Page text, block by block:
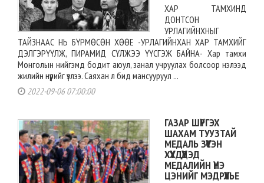
ХАР ТАМХИНД
ДОНТСОН
УРЛАГИЙНХНЫГ
ТАЙЗНААС НЬ БҮРМӨСӨН ХӨӨЕ -УРЛАГИЙНХАН ХАР ТАМХИЙГ
ДЭЛГЭРҮҮЛЖ, ПИРАМИД СҮЛЖЭЭ ҮҮСГЭЖ БАЙНА- Хар тамхи
Монголын нийгэмд бодит аюул, занал учруулах болсоор нэлээд
жилийн нүүрийг үзлээ. Саяхан л бид мансууруул ...
2022-09-06 07:00:00
ГАЗАР ШҮРГЭХ
ШАХАМ ТУУЗТАЙ
МЕДАЛЬ ЗҮҮСЭН
ХҮҮХДҮҮДЭД
МЕДАЛИЙН ҮНЭ
ЦЭНИЙГ МЭДРҮҮЛЬЕ